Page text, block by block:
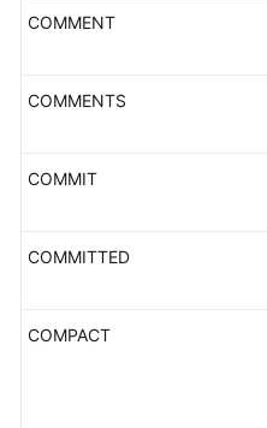
COMMENT
COMMENTS
COMMIT
COMMITTED
COMPACT